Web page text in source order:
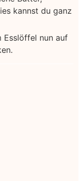
kannst du ganz
Esslöffel nun auf